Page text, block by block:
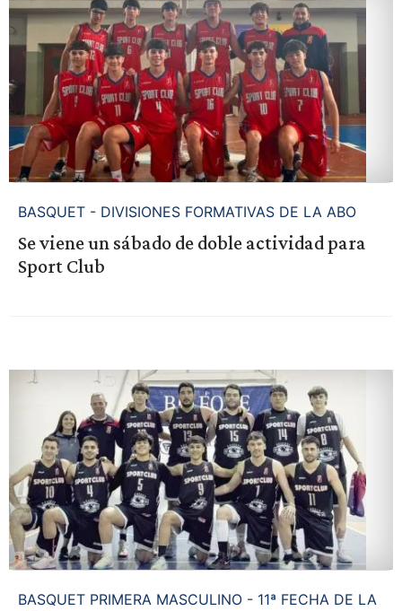
BASQUET - DIVISIONES FORMATIVAS DE LA ABO
Se viene un sábado de doble actividad para
Sport Club
BASQUET PRIMERA MASCULINO - 11ª FECHA DE LA